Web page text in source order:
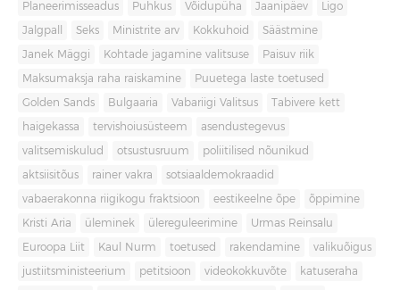
Planeerimisseadus Puhkus Võidupüha Jaanipäev Ligo
Jalgpall Seks Ministrite arv Kokkuhoid Säästmine
Janek Mäggi Kohtade jagamine valitsuse Paisuv riik
Maksumaksja raha raiskamine Puuetega laste toetused
Golden Sands Bulgaaria Vabariigi Valitsus Tabivere kett
haigekassa tervishoiusüsteem asendustegevus
valitsemiskulud otsustusruum poliitilised nõunikud
aktsiisitõus rainer vakra sotsiaaldemokraadid
vabaerakonna riigikogu fraktsioon eestikeelne õpe õppimine
Kristi Aria üleminek ülereguleerimine Urmas Reinsalu
Euroopa Liit Kaul Nurm toetused rakendamine valikuõigus
justiitsministeerium petitsioon videokokkuvõte katuseraha